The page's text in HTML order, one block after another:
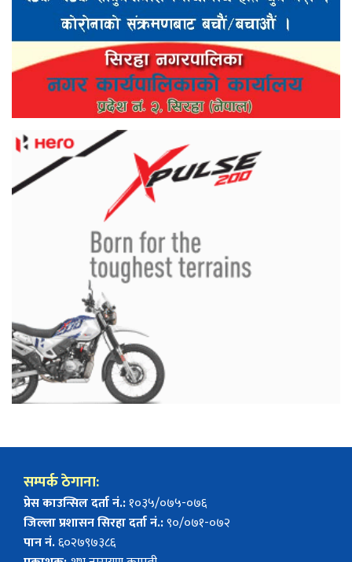
सम्पर्क ठेगाना:
प्रेस काउन्सिल दर्ता नं.:१०३५/०७५-०७६
जिल्ला प्रशासन सिरहा दर्ता नं.:९०/०७१-०७२
पान नं.६०२७९७३८६